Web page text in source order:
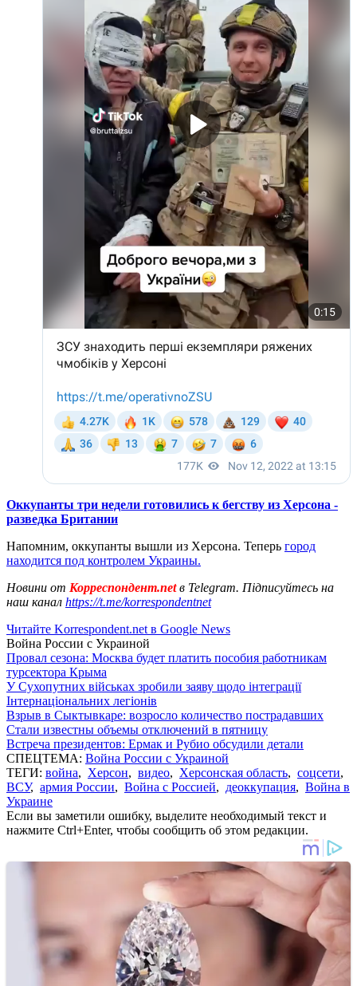
Оккупанты три недели готовились к бегству из Херсона -
разведка Британии
Напомним, оккупанты вышли из Херсона. Теперь город
находится под контролем Украины.
Новини от Корреспондент.netв Telegram. Підписуйтесь на
наш канал https://t.me/korrespondentnet
Читайте Korrespondent.net в Google News
Война России с Украиной
Провал сезона: Москва будет платить пособия работникам
турсектора Крыма
У Сухопутних військах зробили заяву щодо інтеграції
Інтернаціональних легіонів
Взрыв в Сыктывкаре: возросло количество пострадавших
Стали известны объемы отключений в пятницу
Встреча президентов: Ермак и Рубио обсудили детали
СПЕЦТЕМА: Война России с Украиной
ТЕГИ: война, Херсон, видео, Херсонская область, соцсети,
ВСУ, армия России, Война с Россией, деоккупация, Война в
Украине
Если вы заметили ошибку, выделите необходимый текст и
нажмите Ctrl+Enter, чтобы сообщить об этом редакции.